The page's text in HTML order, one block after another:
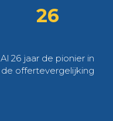
26
Al 26 jaar de pionier in
de offertevergelijking